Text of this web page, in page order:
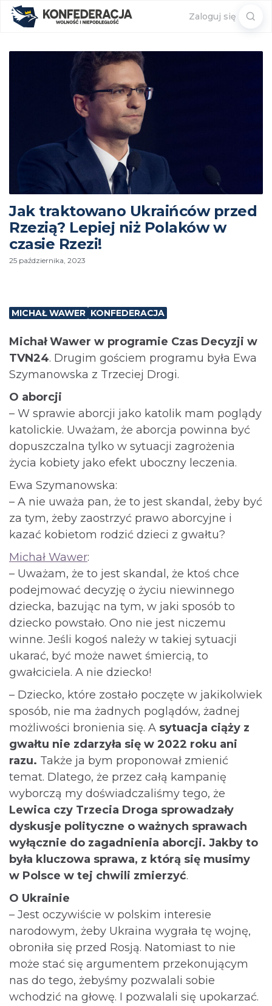
Zaloguj się
Jak traktowano Ukraińców przed
Rzezią? Lepiej niż Polaków w
czasie Rzezi!
25 października, 2023
MICHAŁ WAWER KONFEDERACJA
Michał Wawer w programie Czas Decyzji w
TVN24. Drugim gościem programu była Ewa
Szymanowska z Trzeciej Drogi.
O aborcji
– W sprawie aborcji jako katolik mam poglądy
katolickie. Uważam, że aborcja powinna być
dopuszczalna tylko w sytuacji zagrożenia
życia kobiety jako efekt uboczny leczenia.
Ewa Szymanowska:
– A nie uważa pan, że to jest skandal, żeby być
za tym, żeby zaostrzyć prawo aborcyjne i
kazać kobietom rodzić dzieci z gwałtu?
Michał Wawer:
– Uważam, że to jest skandal, że ktoś chce
podejmować decyzję o życiu niewinnego
dziecka, bazując na tym, w jaki sposób to
dziecko powstało. Ono nie jest niczemu
winne. Jeśli kogoś należy w takiej sytuacji
ukarać, być może nawet śmiercią, to
gwałciciela. A nie dziecko!
– Dziecko, które zostało poczęte w jakikolwiek
sposób, nie ma żadnych poglądów, żadnej
możliwości bronienia się. A sytuacja ciąży z
gwałtu nie zdarzyła się w 2022 roku ani
razu. Także ja bym proponował zmienić
temat. Dlatego, że przez całą kampanię
wyborczą my doświadczaliśmy tego, że
Lewica czy Trzecia Droga sprowadzały
dyskusje polityczne o ważnych sprawach
wyłącznie do zagadnienia aborcji. Jakby to
była kluczowa sprawa, z którą się musimy
w Polsce w tej chwili zmierzyć.
O Ukrainie
– Jest oczywiście w polskim interesie
narodowym, żeby Ukraina wygrała tę wojnę,
obroniła się przed Rosją. Natomiast to nie
może stać się argumentem przekonującym
nas do tego, żebyśmy pozwalali sobie
wchodzić na głowę. I pozwalali się upokarzać.